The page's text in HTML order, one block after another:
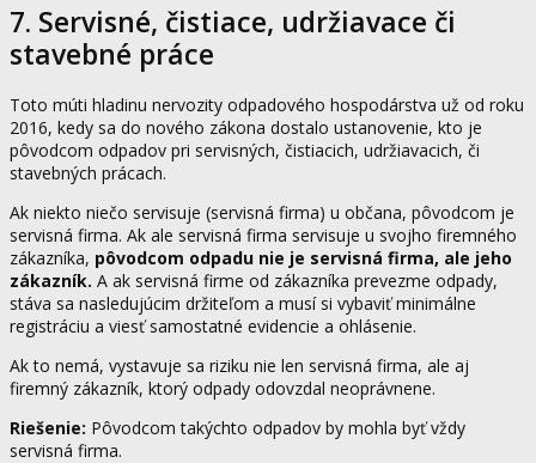
7. Servisné, čistiace, udržiavace či
stavebné práce
Toto múti hladinu nervozity odpadového hospodárstva už od roku
2016, kedy sa do nového zákona dostalo ustanovenie, kto je
pôvodcom odpadov pri servisných, čistiacich, udržiavacich, či
stavebných prácach.
Ak niekto niečo servisuje (servisná firma) u občana, pôvodcom je
servisná firma. Ak ale servisná firma servisuje u svojho firemného
zákazníka, pôvodcom odpadu nie je servisná firma, ale jeho
zákazník. A ak servisná firme od zákazníka prevezme odpady,
stáva sa nasledujúcim držiteľom a musí si vybaviť minimálne
registráciu a viesť samostatné evidencie a ohlásenie.
Ak to nemá, vystavuje sa riziku nie len servisná firma, ale aj
firemný zákazník, ktorý odpady odovzdal neoprávnene.
Riešenie: Pôvodcom takýchto odpadov by mohla byť vždy
servisná firma.